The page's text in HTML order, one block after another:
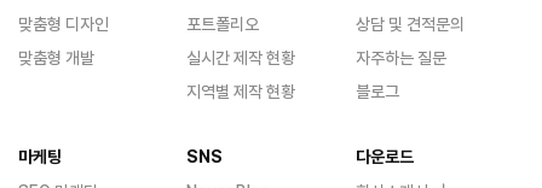
맞춤형 디자인
맞춤형 개발
포트폴리오
실시간 제작 현황
지역별 제작 현황
상담 및 견적문의
자주하는 질문
블로그
마케팅
SNS
다운로드